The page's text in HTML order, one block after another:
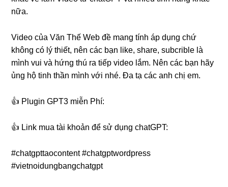
nữa.
Video của Văn Thế Web đề mang tính áp dụng chứ
không có lý thiết, nên các bạn like, share, subcrible là
mình vui và hứng thú ra tiếp video lắm. Nên các bạn hãy
ủng hộ tinh thần mình với nhé. Đa tạ các anh chị em.
👍 Plugin GPT3 miễn Phí:
👍 Link mua tài khoản để sử dụng chatGPT:
#chatgpttaocontent #chatgptwordpress
#vietnoidungbangchatgpt